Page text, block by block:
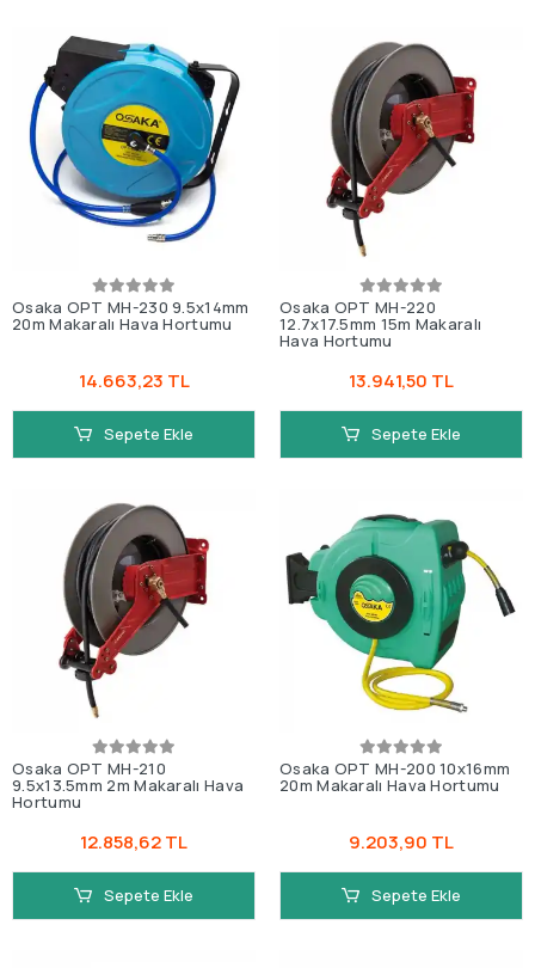
Osaka OPT MH-230 9.5x14mm
20m Makaralı Hava Hortumu
14.663,23 TL
Sepete Ekle
Osaka OPT MH-220
12.7x17.5mm 15m Makaralı
Hava Hortumu
13.941,50 TL
Sepete Ekle
Osaka OPT MH-210
9.5x13.5mm 2m Makaralı Hava
Hortumu
12.858,62 TL
Sepete Ekle
Osaka OPT MH-200 10x16mm
20m Makaralı Hava Hortumu
9.203,90 TL
Sepete Ekle